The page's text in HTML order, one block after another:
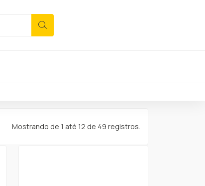
Mostrando de 1 até 12 de 49 registros.